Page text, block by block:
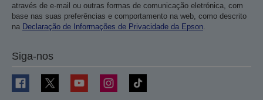
através de e-mail ou outras formas de comunicação eletrónica, com
base nas suas preferências e comportamento na web, como descrito
na Declaração de Informações de Privacidade da Epson
Siga-nos